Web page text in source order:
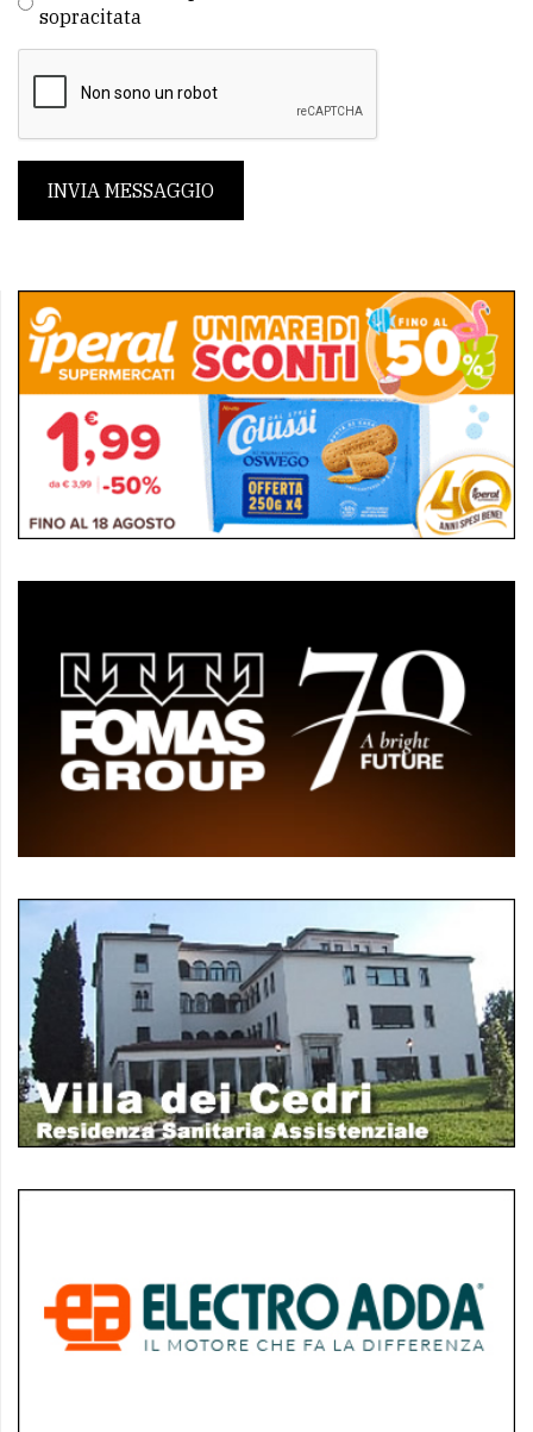
sopracitata
INVIA MESSAGGIO